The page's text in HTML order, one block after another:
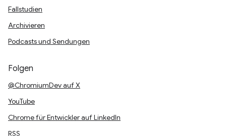
Fallstudien
Archivieren
Podcasts und Sendungen
Folgen
@ChromiumDev auf X
YouTube
Chrome für Entwickler auf LinkedIn
RSS